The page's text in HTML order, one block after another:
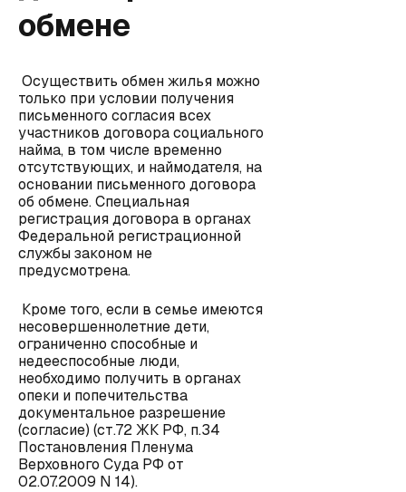
обмене
Осуществить обмен жилья можно
только при условии получения
письменного согласия всех
участников договора социального
найма, в том числе временно
отсутствующих, и наймодателя, на
основании письменного договора
об обмене. Специальная
регистрация договора в органах
Федеральной регистрационной
службы законом не
предусмотрена.
Кроме того, если в семье имеются
несовершеннолетние дети,
ограниченно способные и
недееспособные люди,
необходимо получить в органах
опеки и попечительства
документальное разрешение
(согласие) (ст.72 ЖК РФ, п.34
Постановления Пленума
Верховного Суда РФ от
02.07.2009 N 14).